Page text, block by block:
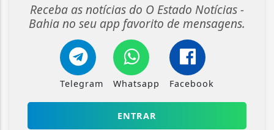
Receba as notícias do O Estado Notícias -
Bahia no seu app favorito de mensagens.
Telegram Whatsapp Facebook
ENTRAR